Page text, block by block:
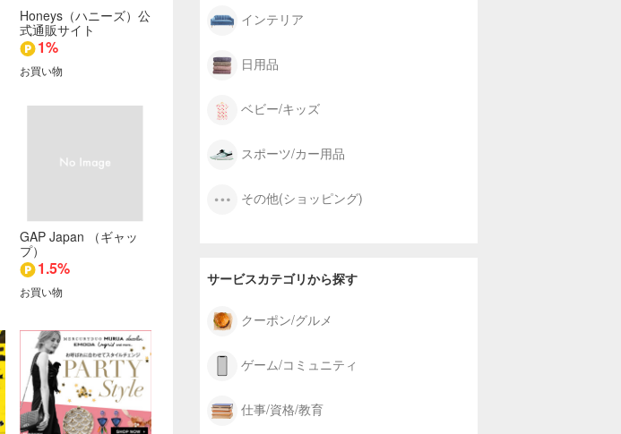
Honeys（ハニーズ）公
式通販サイト
1%
お買い物
GAP Japan （ギャッ
プ）
1.5%
お買い物
インテリア
日用品
ベビー/キッズ
スポーツ/カー用品
その他(ショッピング)
サービスカテゴリから探す
クーポン/グルメ
ゲーム/コミュニティ
仕事/資格/教育